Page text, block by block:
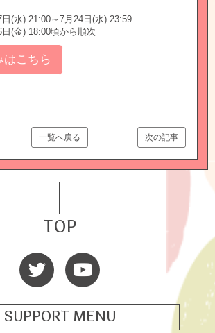
(水) 21:00～7月24日(水) 23:59
(金) 18:00頃から順次
はこちら
次の記事
一覧へ戻る
TOP
SUPPORT MENU